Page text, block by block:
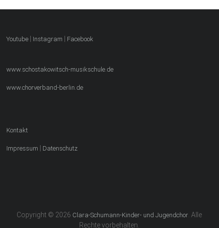
Youtube Instagram Facebook
www.schostakowitsch-musikschule.de
www.chorverband-berlin.de
Kontakt
Impressum Datenschutz
Copyright © 2026 Clara-Schumann-Kinder- und Jugendchor . Alle
Rechte vorbehalten.